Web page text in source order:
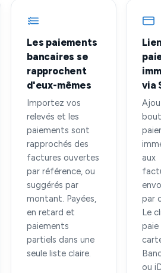
Les paiements
bancaires se
rapprochent
d'eux-mêmes
Importez vos
relevés et les
paiements sont
rapprochés des
factures ouvertes
par référence, ou
suggérés par
montant. Payées,
en retard et
paiements
partiels dans une
seule liste claire.
via
aux
par
Le
paie
ou